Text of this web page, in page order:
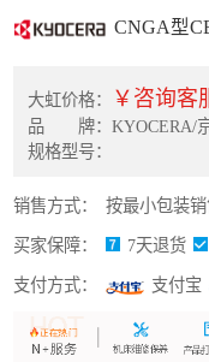
CNGA型
大虹价格： ￥咨询客
品 牌：KYOCERA/
规格型号：
销售方式： 按最小包装销
买家保障： 7天退货
支付方式： 支付宝